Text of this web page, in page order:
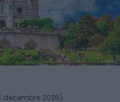
décembre 2025)